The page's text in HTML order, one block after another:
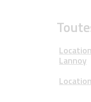
Lannoy